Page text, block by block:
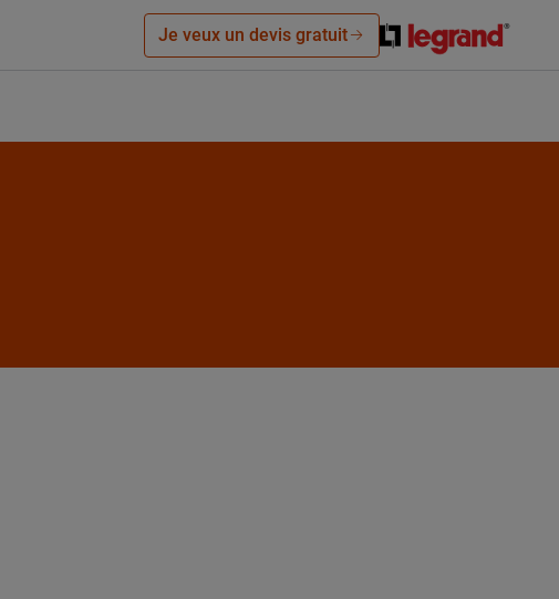
Je veux un devis gratuit